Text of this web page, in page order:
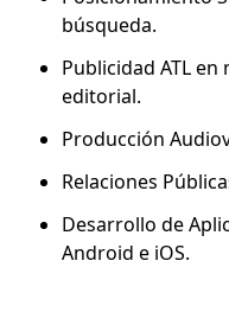
búsqueda.
Publicidad ATL
editorial.
Producción
Relaciones
Desarrollo de
Android e iOS.